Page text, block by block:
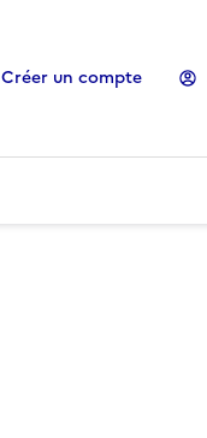
Créer un compte